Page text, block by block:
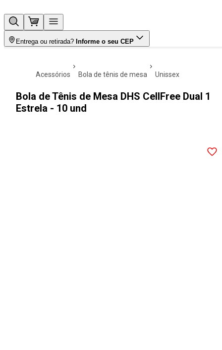
Entrega ou retirada? Informe o seu CEP
acessórios bola de tênis de mesa unissex
Bola de Tênis de Mesa DHS CellFree Dual 1
Estrela - 10 und